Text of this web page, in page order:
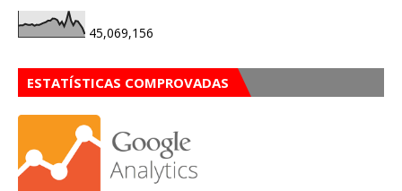
45,069,156
ESTATÍSTICAS COMPROVADAS